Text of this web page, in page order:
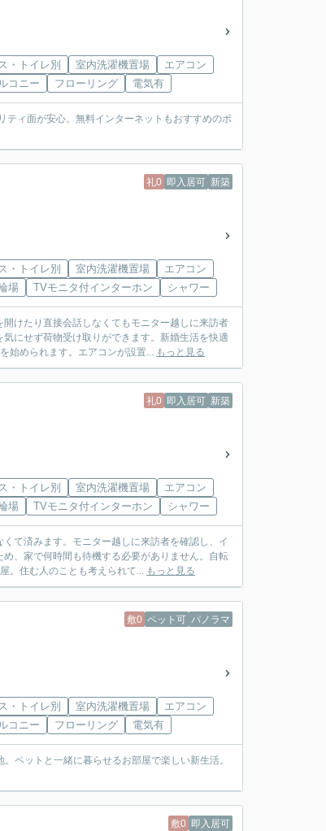
・トイレ別 室内洗濯機置場
エアコン
コニー
フローリング 電気有
ィ面が安心。無料インターネットもおすすめのポ
礼0 即入居可 新築
・トイレ別 室内洗濯機置場
エアコン
場
TVモニタ付インターホン シャワー
けたり直接会話しなくてもモニター越しに来訪者
にせず荷物受け取りができます。新婚生活を快適
始められます。エアコンが設置... もっと見る
礼0 即入居可 新築
・トイレ別 室内洗濯機置場
エアコン
場
TVモニタ付インターホン シャワー
て済みます。モニター越しに来訪者を確認し、イ
、家で何時間も待機する必要がありません。自転
。住む人のことも考えられて... もっと見る
敷0 ペット可 パノラマ
・トイレ別 室内洗濯機置場
エアコン
コニー
フローリング 電気有
ペットと一緒に暮らせるお部屋で楽しい新生活。
敷0 即入居可